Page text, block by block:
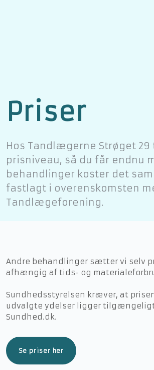
Priser​
​Hos Tandlægerne Strøget
prisniveau, så du får endnu
behandlinger koster det
fastlagt i overenskomsten
Tandlægeforening.
​Andre behandlinger sætter vi selv
afhængig af tids- og
Sundhedsstyrelsen kræver, at
udvalgte ydelser ligger
Sundhed.dk.
Se priser her